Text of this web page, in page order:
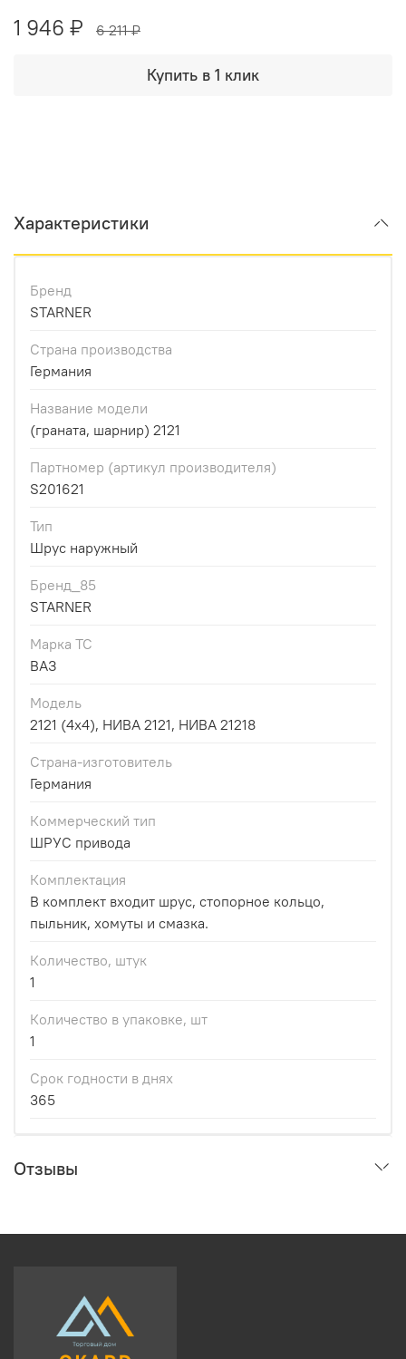
1 946 ₽ 6 211 ₽
Купить в 1 клик
Характеристики
Бренд
STARNER
Страна производства
Германия
Название модели
(граната, шарнир) 2121
Партномер (артикул производителя)
S201621
Тип
Шрус наружный
Бренд_85
STARNER
Марка ТС
ВАЗ
Модель
2121 (4x4), НИВА 2121, НИВА 21218
Страна-изготовитель
Германия
Коммерческий тип
ШРУС привода
Комплектация
В комплект входит шрус, стопорное кольцо,
пыльник, хомуты и смазка.
Количество, штук
1
Количество в упаковке, шт
1
Срок годности в днях
365
Отзывы